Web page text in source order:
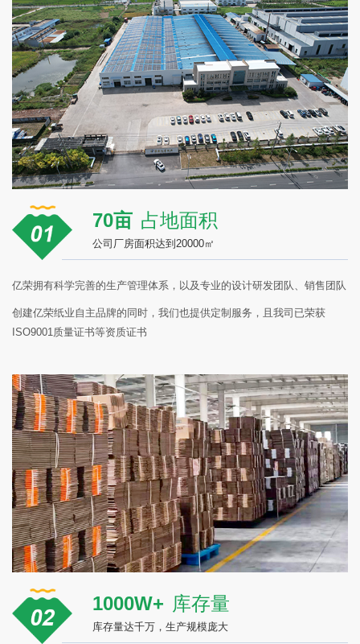
70亩 占地面积
公司厂房面积达到20000㎡
亿荣拥有科学完善的生产管理体系，以及专业的设计研发团队、销售团队
创建亿荣纸业自主品牌的同时，我们也提供定制服务，且我司已荣获
ISO9001质量证书等资质证书
1000W+ 库存量
库存量达千万，生产规模庞大